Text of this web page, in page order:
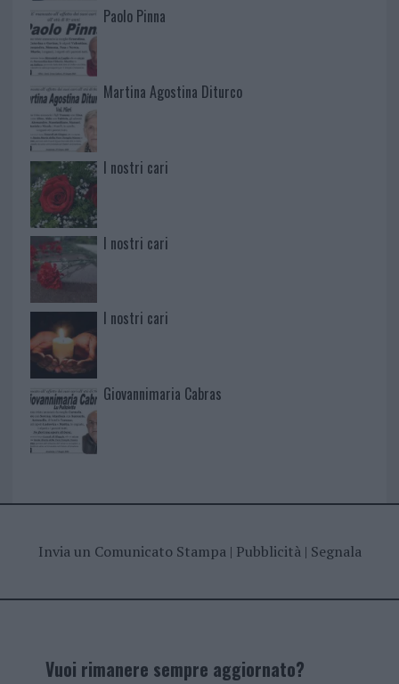
Paolo Pinna
Martina Agostina Diturco
I nostri cari
I nostri cari
I nostri cari
Giovannimaria Cabras
Invia un Comunicato Stampa| Pubblicità| Segnala
Vuoi rimanere sempre aggiornato?